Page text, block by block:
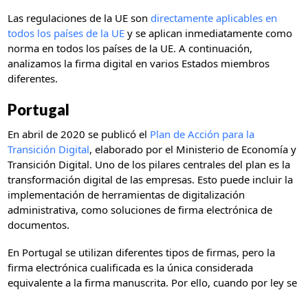
Las regulaciones de la UE son directamente aplicables en
todos los países de la UE y se aplican inmediatamente como
norma en todos los países de la UE. A continuación,
analizamos la firma digital en varios Estados miembros
diferentes.
Portugal
En abril de 2020 se publicó el Plan de Acción para la
Transición Digital, elaborado por el Ministerio de Economía y
Transición Digital. Uno de los pilares centrales del plan es la
transformación digital de las empresas. Esto puede incluir la
implementación de herramientas de digitalización
administrativa, como soluciones de firma electrónica de
documentos.
En Portugal se utilizan diferentes tipos de firmas, pero la
firma electrónica cualificada es la única considerada
equivalente a la firma manuscrita. Por ello, cuando por ley se